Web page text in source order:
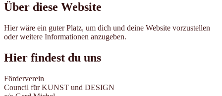
Über diese Website
Hier wäre ein guter Platz, um dich und deine Website vorzustellen
oder weitere Informationen anzugeben.
Hier findest du uns
Förderverein
Council für KUNST und DESIGN